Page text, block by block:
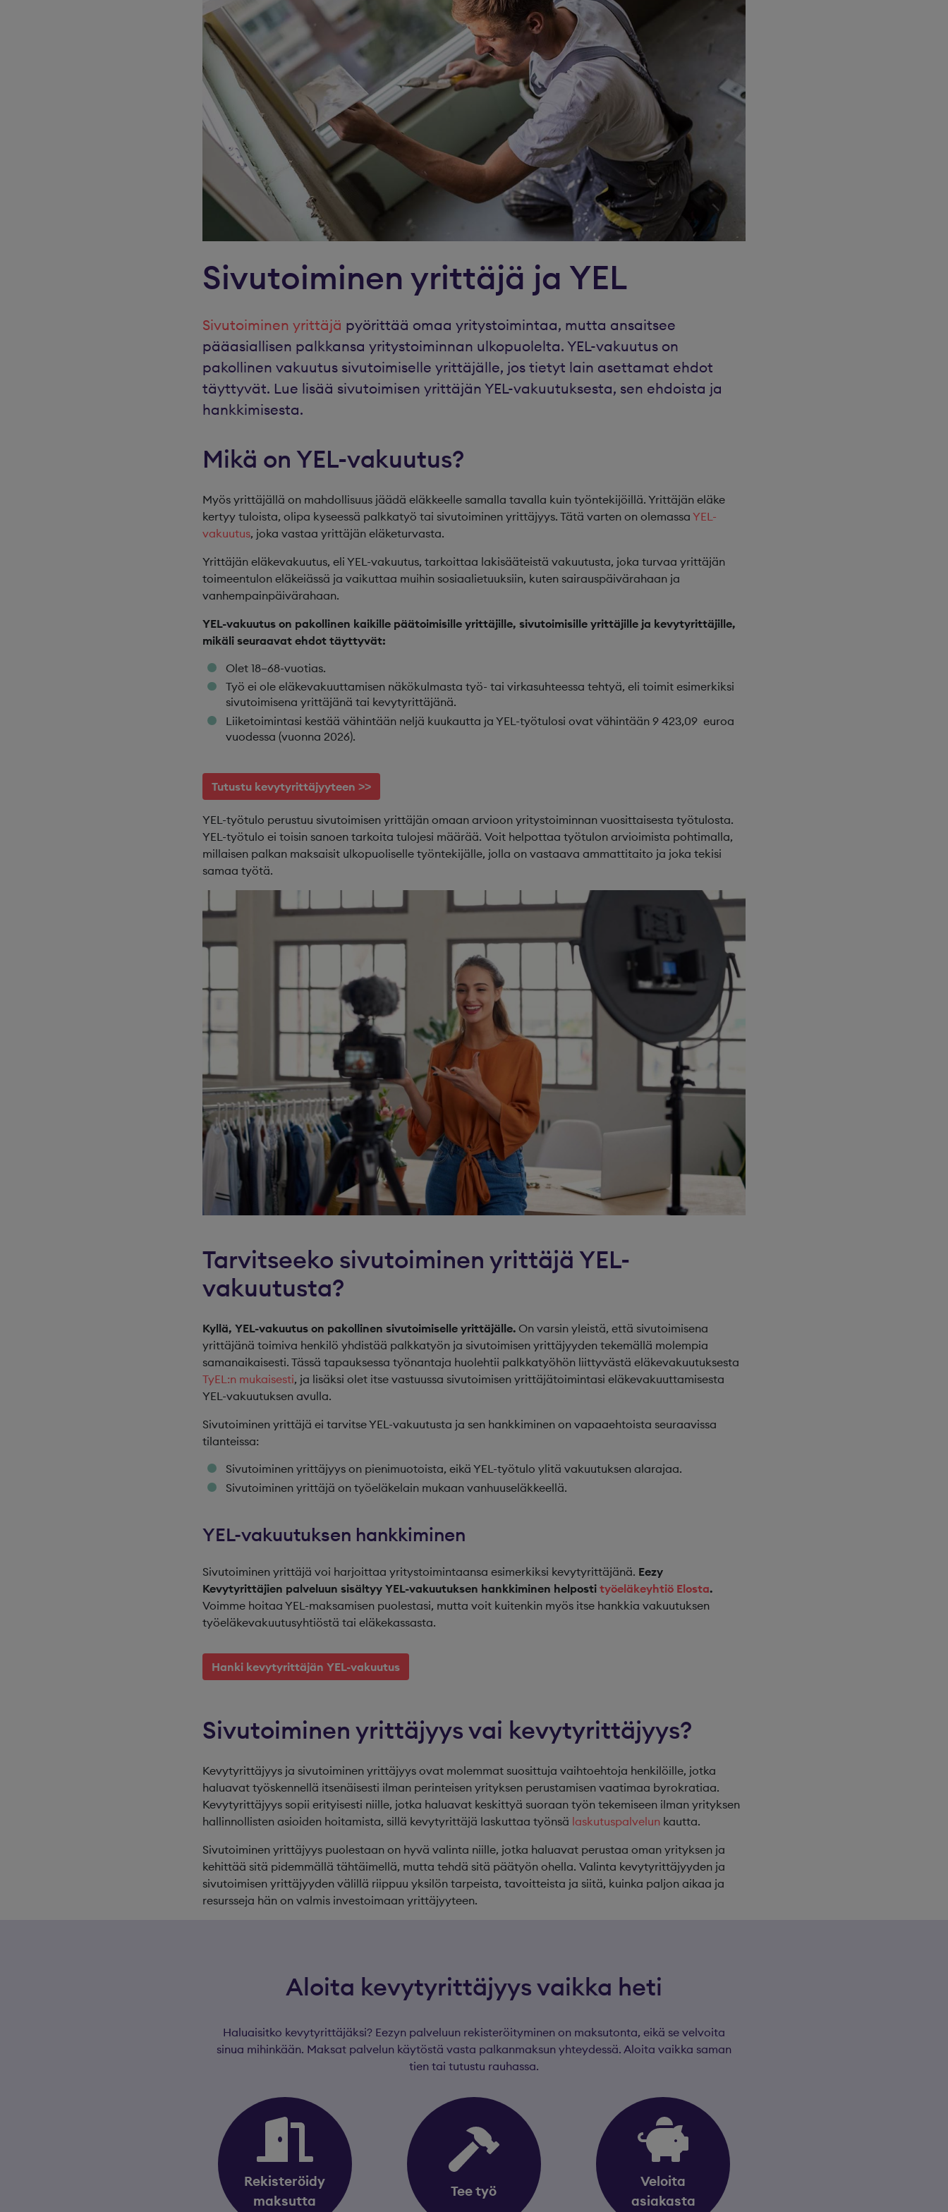
Sivutoiminen yrittäjä ja YEL
Sivutoiminen yrittäjä pyörittää omaa yritystoimintaa, mutta ansaitsee
pääasiallisen palkkansa yritystoiminnan ulkopuolelta. YEL-vakuutus on
pakollinen vakuutus sivutoimiselle yrittäjälle, jos tietyt lain asettamat ehdot
täyttyvät. Lue lisää sivutoimisen yrittäjän YEL-vakuutuksesta, sen ehdoista ja
hankkimisesta.
Mikä on YEL-vakuutus?
Myös yrittäjällä on mahdollisuus jäädä eläkkeelle samalla tavalla kuin työntekijöillä. Yrittäjän eläke
kertyy tuloista, olipa kyseessä palkkatyö tai sivutoiminen yrittäjyys. Tätä varten on olemassa YEL-
vakuutus, joka vastaa yrittäjän eläketurvasta.
Yrittäjän eläkevakuutus, eli YEL-vakuutus, tarkoittaa lakisääteistä vakuutusta, joka turvaa yrittäjän
toimeentulon eläkeiässä ja vaikuttaa muihin sosiaalietuuksiin, kuten sairauspäivärahaan ja
vanhempainpäivärahaan.
YEL-vakuutus on pakollinen kaikille päätoimisille yrittäjille, sivutoimisille yrittäjille ja kevytyrittäjille,
mikäli seuraavat ehdot täyttyvät:
Olet 18–68-vuotias.
Työ ei ole eläkevakuuttamisen näkökulmasta työ- tai virkasuhteessa tehtyä, eli toimit esimerkiksi
sivutoimisena yrittäjänä tai kevytyrittäjänä.
Liiketoimintasi kestää vähintään neljä kuukautta ja YEL-työtulosi ovat vähintään 9 423,09 euroa
vuodessa (vuonna 2026).
Tutustu kevytyrittäjyyteen >>
YEL-työtulo perustuu sivutoimisen yrittäjän omaan arvioon yritystoiminnan vuosittaisesta työtulosta.
YEL-työtulo ei toisin sanoen tarkoita tulojesi määrää. Voit helpottaa työtulon arvioimista pohtimalla,
millaisen palkan maksaisit ulkopuoliselle työntekijälle, jolla on vastaava ammattitaito ja joka tekisi
samaa työtä.
Tarvitseeko sivutoiminen yrittäjä YEL-
vakuutusta?
Kyllä, YEL-vakuutus on pakollinen sivutoimiselle yrittäjälle. On varsin yleistä, että sivutoimisena
yrittäjänä toimiva henkilö yhdistää palkkatyön ja sivutoimisen yrittäjyyden tekemällä molempia
samanaikaisesti. Tässä tapauksessa työnantaja huolehtii palkkatyöhön liittyvästä eläkevakuutuksesta
TyEL:n mukaisesti, ja lisäksi olet itse vastuussa sivutoimisen yrittäjätoimintasi eläkevakuuttamisesta
YEL-vakuutuksen avulla.
Sivutoiminen yrittäjä ei tarvitse YEL-vakuutusta ja sen hankkiminen on vapaaehtoista seuraavissa
tilanteissa:
Sivutoiminen yrittäjyys on pienimuotoista, eikä YEL-työtulo ylitä vakuutuksen alarajaa.
Sivutoiminen yrittäjä on työeläkelain mukaan vanhuuseläkkeellä.
YEL-vakuutuksen hankkiminen
Sivutoiminen yrittäjä voi harjoittaa yritystoimintaansa esimerkiksi kevytyrittäjänä. Eezy
Kevytyrittäjien palveluun sisältyy YEL-vakuutuksen hankkiminen helposti työeläkeyhtiö Elosta.
Voimme hoitaa YEL-maksamisen puolestasi, mutta voit kuitenkin myös itse hankkia vakuutuksen
työeläkevakuutusyhtiöstä tai eläkekassasta.
Hanki kevytyrittäjän YEL-vakuutus
Sivutoiminen yrittäjyys vai kevytyrittäjyys?
Kevytyrittäjyys ja sivutoiminen yrittäjyys ovat molemmat suosittuja vaihtoehtoja henkilöille, jotka
haluavat työskennellä itsenäisesti ilman perinteisen yrityksen perustamisen vaatimaa byrokratiaa.
Kevytyrittäjyys sopii erityisesti niille, jotka haluavat keskittyä suoraan työn tekemiseen ilman yrityksen
hallinnollisten asioiden hoitamista, sillä kevytyrittäjä laskuttaa työnsä laskutuspalvelun kautta.
Sivutoiminen yrittäjyys puolestaan on hyvä valinta niille, jotka haluavat perustaa oman yrityksen ja
kehittää sitä pidemmällä tähtäimellä, mutta tehdä sitä päätyön ohella. Valinta kevytyrittäjyyden ja
sivutoimisen yrittäjyyden välillä riippuu yksilön tarpeista, tavoitteista ja siitä, kuinka paljon aikaa ja
resursseja hän on valmis investoimaan yrittäjyyteen.
Aloita kevytyrittäjyys vaikka heti
Haluaisitko kevytyrittäjäksi? Eezyn palveluun rekisteröityminen on maksutonta, eikä se velvoita
sinua mihinkään. Maksat palvelun käytöstä vasta palkanmaksun yhteydessä. Aloita vaikka saman
tien tai tutustu rauhassa.
Rekisteröidy
maksutta
Tee työ
Veloita
asiakasta